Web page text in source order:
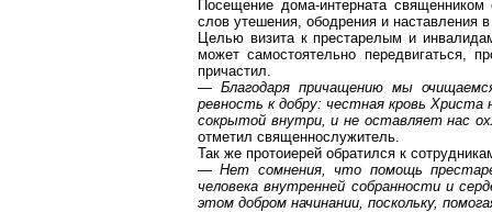
Посещение дома-интерната
слов утешения, ободрения и наставления
Целью визита к престарелым и
может самостоятельно передвигаться,
причастил.
— Благодаря причащению мы
ревность к добру: честная кровь
сокрытой внутри, и не оставляет нас
отметил священнослужитель.
Так же протоиерей обратился к
— Нет сомнения, что помощь
человека внутренней собранности и
этом добром начинании, поскольку,